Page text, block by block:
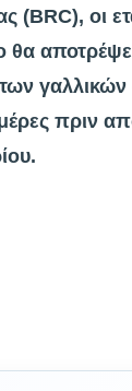
οι
θα
πριν